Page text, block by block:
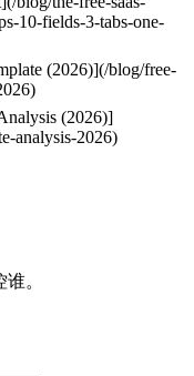
10-fields-3-tabs-one-
(2026)](/blog/free-
(2026)]
analysis-2026)
。